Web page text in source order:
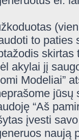
to
akylai jį
Modeliai”
“Aš
įvesti
naują